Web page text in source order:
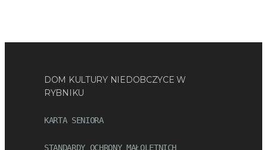
DOM KULTURY NIEDOBCZYCE W
RYBNIKU
KARTA SENIORA
STANDARDY OCHRONY MAŁOLETNICH